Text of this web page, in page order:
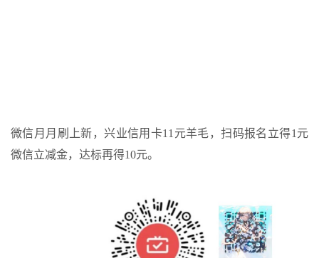
微信月月刷上新，兴业信用卡11元羊毛，扫码报名立得1元
微信立减金，达标再得10元。